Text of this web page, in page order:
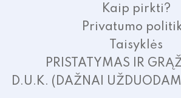
Kaip pirkti?
Privatumo
Taisyklės
PRISTATYMAS IR
D.U.K. (DAŽNAI